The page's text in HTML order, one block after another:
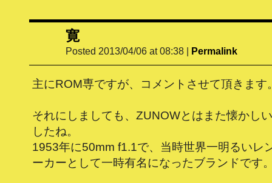
寛
Posted 2013/04/06 at 08:38 | Permalink
主にROM専ですが、コメントさせて頂きます
それにしましても、ZUNOWとはまた懐かし
したね。
1953年に50mm f1.1で、当時世界一明るいレ
ーカーとして一時有名になったブランドです